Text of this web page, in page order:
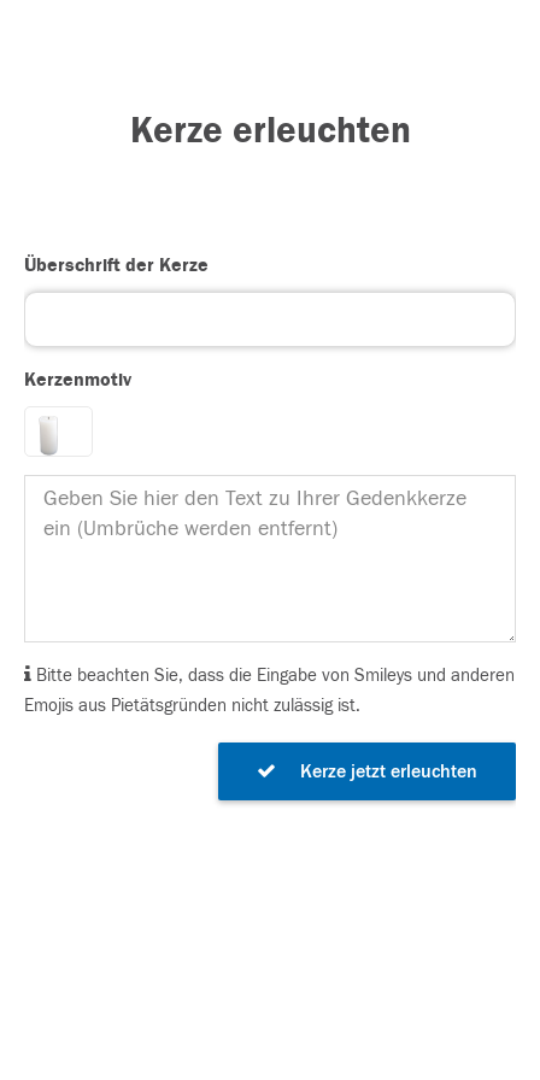
Kerze erleuchten
Überschrift der Kerze
Kerzenmotiv
Bitte beachten Sie, dass die Eingabe von Smileys und anderen
Emojis aus Pietätsgründen nicht zulässig ist.
Kerze jetzt erleuchten